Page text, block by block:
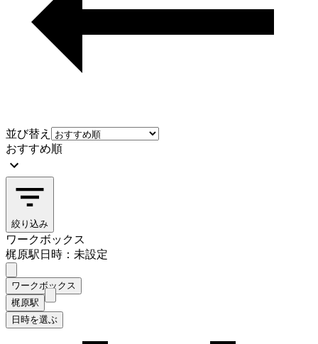
並び替え
おすすめ順
絞り込み
ワークボックス
梶原駅日時：未設定
ワークボックス
梶原駅
日時を選ぶ